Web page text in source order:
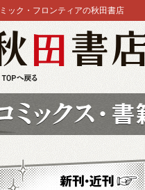
ック・フロンティアの秋田書店